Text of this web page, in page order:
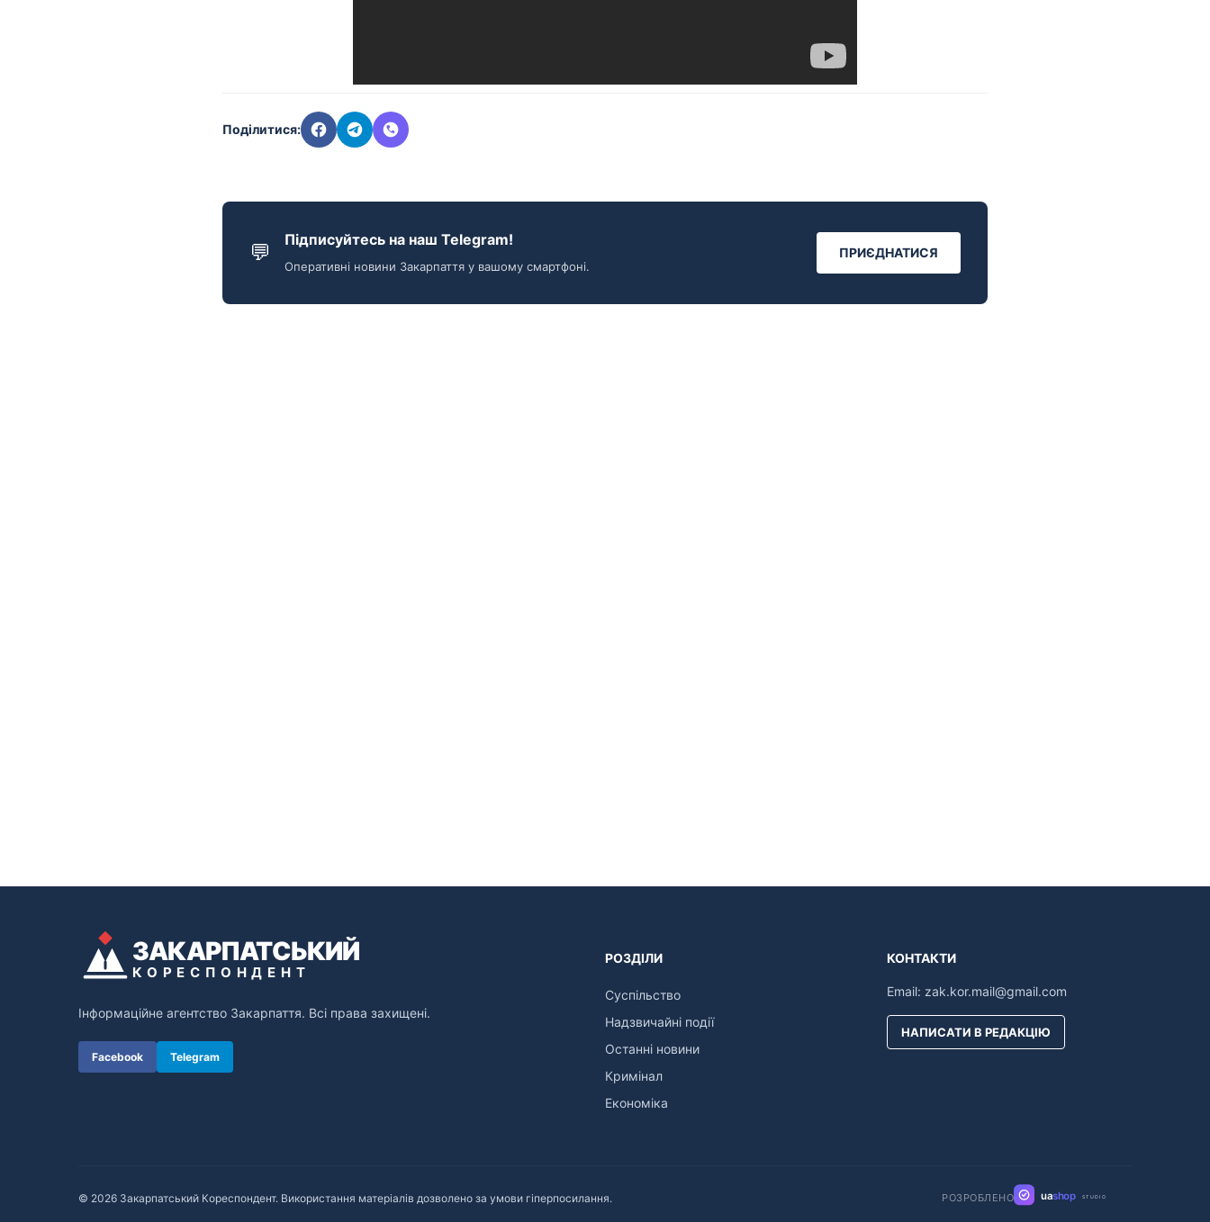
Поділитися:
💬 Підписуйтесь на наш Telegram!
Оперативні новини Закарпаття у вашому смартфоні.
ПРИЄДНАТИСЯ
ЗАКАРПАТСЬКИЙ
КОРЕСПОНДЕНТ
Інформаційне агентство Закарпаття. Всі права захищені.
Facebook Telegram
РОЗДІЛИ
Суспільство
Надзвичайні події
Останні новини
Кримінал
Економіка
КОНТАКТИ
Email: zak.kor.mail@gmail.com
НАПИСАТИ В РЕДАКЦІЮ
© 2026 Закарпатський Кореспондент. Використання матеріалів дозволено за умови гіперпосилання. РОЗРОБЛЕНО uashop STUDIO